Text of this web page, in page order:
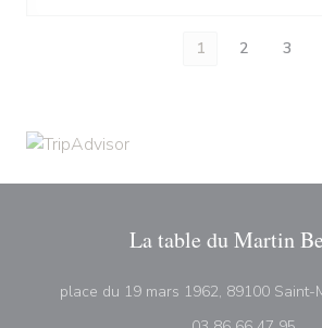
1 2 3
La table du Martin
place du 19 mars 1962, 89100 Saint-